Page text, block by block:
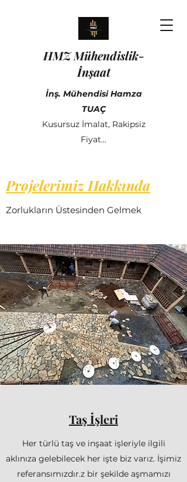
HMZ Mühendislik-
İnşaat
İnş. Mühendisi Hamza
TUAÇ
Kusursuz İmalat, Rakipsiz
Fiyat...
Projelerimiz Hakkında
Zorlukların Üstesinden Gelmek
Taş İşleri
Her türlü taş ve inşaat işleriyle ilgili
aklınıza gelebilecek her işte biz varız. İşimiz
referansımızdır.z bir şekilde aşmamızı